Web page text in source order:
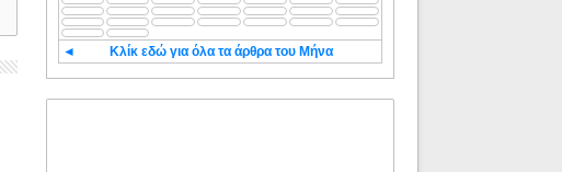
◄ Κλίκ εδώ για όλα τα άρθρα του Μήνα